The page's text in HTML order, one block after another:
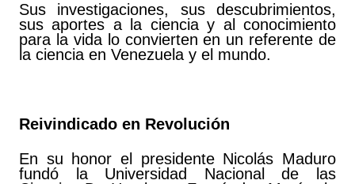
Sus investigaciones, sus descubrimientos,
sus aportes a la ciencia y al conocimiento
para la vida lo convierten en un referente de
la ciencia en Venezuela y el mundo.
Reivindicado en Revolución
En su honor el presidente Nicolás Maduro
fundó la Universidad Nacional de las